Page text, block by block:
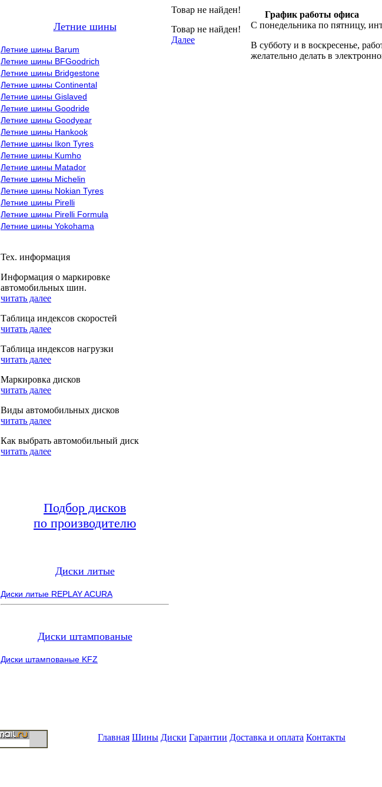
Летние шины
Летние шины Barum
Летние шины BFGoodrich
Летние шины Bridgestone
Летние шины Continental
Летние шины Gislaved
Летние шины Goodride
Летние шины Goodyear
Летние шины Hankook
Летние шины Ikon Tyres
Летние шины Kumho
Летние шины Matador
Летние шины Michelin
Летние шины Nokian Tyres
Летние шины Pirelli
Летние шины Pirelli Formula
Летние шины Yokohama
Тех. информация
Информация о маркировке
автомобильных шин.
читать далее
Таблица индексов скоростей
читать далее
Таблица индексов нагрузки
читать далее
Маркировка дисков
читать далее
Виды автомобильных дисков
читать далее
Как выбрать автомобильный диск
читать далее
Подбор дисков
по производителю
Диски литые
Диски литые REPLAY ACURA
Диски штампованые
Диски штампованые KFZ
Товар не найден!
Товар не найден!
Далее
График работы офиса
С понедельника по пятницу,
В субботу и в воскресенье,
желательно делать в
Главная Шины Диски Гарантии Доставка и оплата Контакты